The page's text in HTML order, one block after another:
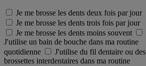
Je me brosse les dents deux fois par jour
Je me brosse les dents trois fois par jour
Je me brosse les dents moins souvent
J'utilise un bain de bouche dans ma routine
quotidienne
J'utilise du fil dentaire ou des
brossettes interdentaires dans ma routine